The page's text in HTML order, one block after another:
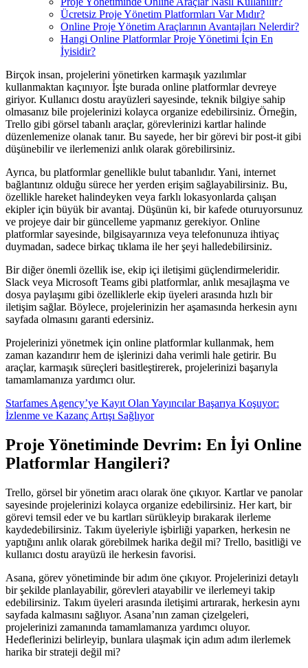
Ücretsiz Proje Yönetim Platformları Var Mıdır?
Online Proje Yönetim Araçlarının Avantajları Nelerdir?
Hangi Online Platformlar Proje Yönetimi İçin En
İyisidir?
Birçok insan, projelerini yönetirken karmaşık yazılımlar
kullanmaktan kaçınıyor. İşte burada online platformlar devreye
giriyor. Kullanıcı dostu arayüzleri sayesinde, teknik bilgiye sahip
olmasanız bile projelerinizi kolayca organize edebilirsiniz. Örneğin,
Trello gibi görsel tabanlı araçlar, görevlerinizi kartlar halinde
düzenlemenize olanak tanır. Bu sayede, her bir görevi bir post-it gibi
düşünebilir ve ilerlemenizi anlık olarak görebilirsiniz.
Ayrıca, bu platformlar genellikle bulut tabanlıdır. Yani, internet
bağlantınız olduğu sürece her yerden erişim sağlayabilirsiniz. Bu,
özellikle hareket halindeyken veya farklı lokasyonlarda çalışan
ekipler için büyük bir avantaj. Düşünün ki, bir kafede oturuyorsunuz
ve projeye dair bir güncelleme yapmanız gerekiyor. Online
platformlar sayesinde, bilgisayarınıza veya telefonunuza ihtiyaç
duymadan, sadece birkaç tıklama ile her şeyi halledebilirsiniz.
Bir diğer önemli özellik ise, ekip içi iletişimi güçlendirmeleridir.
Slack veya Microsoft Teams gibi platformlar, anlık mesajlaşma ve
dosya paylaşımı gibi özelliklerle ekip üyeleri arasında hızlı bir
iletişim sağlar. Böylece, projelerinizin her aşamasında herkesin aynı
sayfada olmasını garanti edersiniz.
Projelerinizi yönetmek için online platformlar kullanmak, hem
zaman kazandırır hem de işlerinizi daha verimli hale getirir. Bu
araçlar, karmaşık süreçleri basitleştirerek, projelerinizi başarıyla
tamamlamanıza yardımcı olur.
Starfames Agency’ye Kayıt Olan Yayıncılar Başarıya Koşuyor:
İzlenme ve Kazanç Artışı Sağlıyor
Proje Yönetiminde Devrim: En İyi Online
Platformlar Hangileri?
Trello, görsel bir yönetim aracı olarak öne çıkıyor. Kartlar ve panolar
sayesinde projelerinizi kolayca organize edebilirsiniz. Her kart, bir
görevi temsil eder ve bu kartları sürükleyip bırakarak ilerleme
kaydedebilirsiniz. Takım üyeleriyle işbirliği yaparken, herkesin ne
yaptığını anlık olarak görebilmek harika değil mi? Trello, basitliği ve
kullanıcı dostu arayüzü ile herkesin favorisi.
Asana, görev yönetiminde bir adım öne çıkıyor. Projelerinizi detaylı
bir şekilde planlayabilir, görevleri atayabilir ve ilerlemeyi takip
edebilirsiniz. Takım üyeleri arasında iletişimi artırarak, herkesin aynı
sayfada kalmasını sağlıyor. Asana’nın zaman çizelgeleri,
projelerinizi zamanında tamamlamanıza yardımcı oluyor.
Hedeflerinizi belirleyip, bunlara ulaşmak için adım adım ilerlemek
harika bir strateji değil mi?